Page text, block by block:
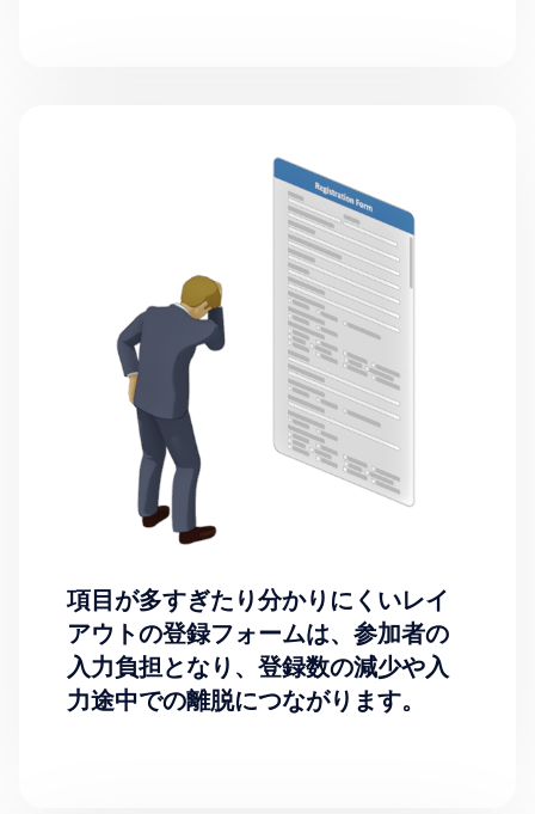
項目が多すぎたり分かりにくいレイ
アウトの登録フォームは、参加者の
入力負担となり、登録数の減少や入
力途中での離脱につながります。